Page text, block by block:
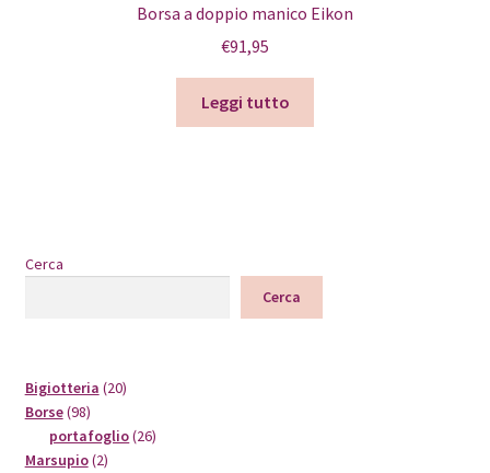
Borsa a doppio manico Eikon
€91,95
Leggi tutto
Cerca
Cerca
Bigiotteria 2020
Borse 9898
prodotti
portafoglio 2626
Marsupio 22